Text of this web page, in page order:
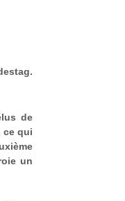
de
ce qui
un